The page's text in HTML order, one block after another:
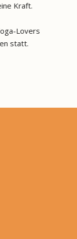
Kraft.
Lovers
statt.